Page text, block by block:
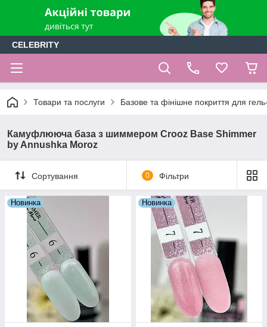
CELEBRITY
Товари та послуги Базове та фінішне покриття для
Камуфлююча база з шиммером Crooz Base Shimmer
by Annushka Moroz
Сортування 0 Фільтри
Новинка Новинка